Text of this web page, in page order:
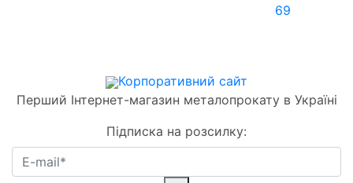
69
Корпоративний сайт
Перший Інтернет-магазин металопрокату в Україні
Підписка на розсилку: